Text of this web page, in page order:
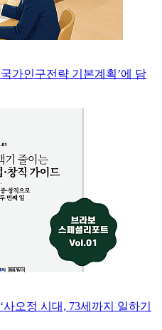
가인구전략 기본계획’에 담
오정 시대, 73세까지 일하기